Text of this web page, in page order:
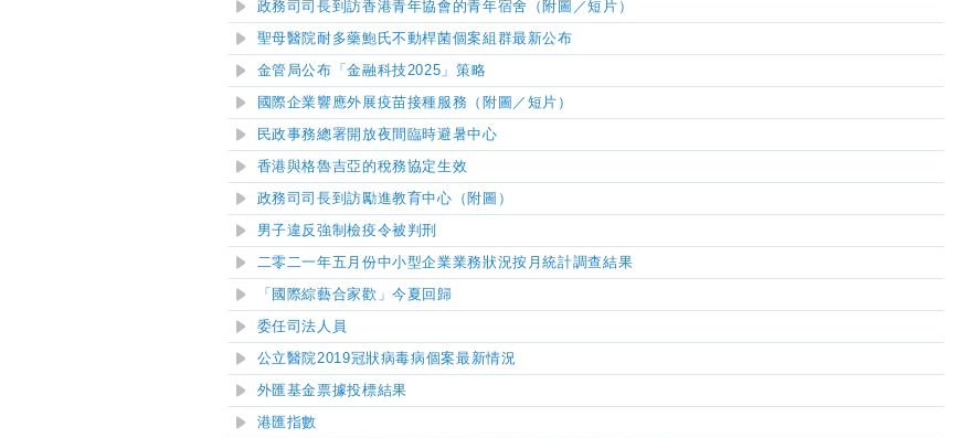
政務司司長到訪香港青年協會的青年宿舍（附圖 ／短片）
聖母醫院耐多藥鮑氏不動桿菌個案組 群最新公布
金管局公布「金融科技2025」策略
國際企業響應外展疫苗接種服務（附圖／短片）
民政事務總署開放夜間臨時避暑中心
香港與格魯吉亞的稅務協定生效
政務司司長到訪勵進教育中心（附圖）
男子違反強制檢疫令被判刑
二零二一年五月份中小型企業業務狀況按月統計調查結果
「國際綜藝合家歡」今夏回歸
委任司法人員
公立醫院2019冠狀病毒病個案最新情況
外匯基金票據投標結果
港匯指數